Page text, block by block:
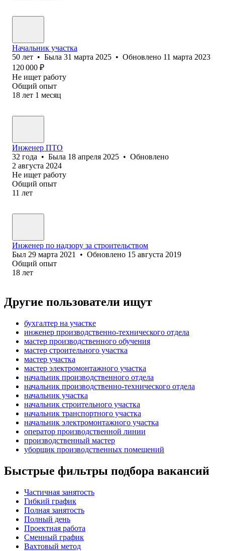
Начальник участка
50 лет • Была 31 марта 2025 • Обновлено 11 марта 2023
120 000 ₽
Не ищет работу
Общий опыт
18 лет 1 месяц
Инженер ПТО
32 года • Была 18 апреля 2025 • Обновлено
2 августа 2024
Не ищет работу
Общий опыт
11 лет
Инженер по надзору за строительством
Был 29 марта 2021 • Обновлено 15 августа 2019
Общий опыт
18 лет
Другие пользователи ищут
бухгалтер на участке
инженер производственно-технического отдела
мастер производственного обучения
мастер строительного участка
мастер участка
мастер электромонтажного участка
начальник производственного отдела
начальник производственно-технического отдела
начальник участка
начальник строительного участка
начальник транспортного участка
начальник электромонтажного участка
оператор производственной линии
производственный мастер
уборщик производственных помещений
Быстрые фильтры подбора вакансий
Частичная занятость
Гибкий график
Полная занятость
Полный день
Проектная работа
Сменный график
Вахтовый метод